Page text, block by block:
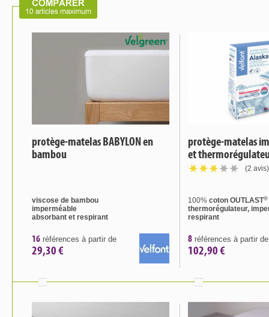
protège-matelas BABYLON en
bambou
viscose de bambou
imperméable
absorbant et respirant
16 références à partir de
29,30 €
protège-matelas
et
(2 avis)
100% coton OUTLAST®
thermorégulateur,
respirant
8 références à partir de
102,90 €